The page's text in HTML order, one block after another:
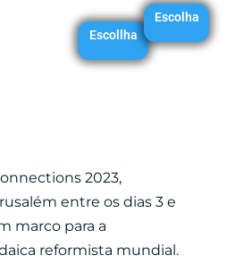
Escollha
Escolha
2023,
entre os dias 3 e
marco para a
reformista mundial.